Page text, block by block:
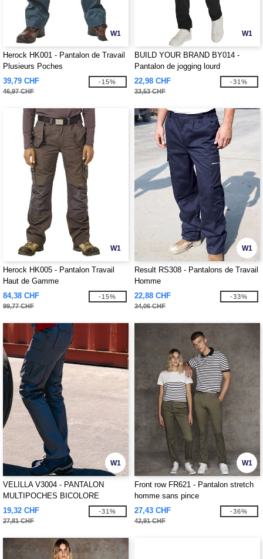
W1
Herock HK001 - Pantalon de Travail
Plusieurs Poches
39,79 CHF
46,97 CHF
-15%
W1
BUILD YOUR BRAND BY014 -
Pantalon de jogging lourd
22,98 CHF
33,53 CHF
-31%
W1
Herock HK005 - Pantalon Travail
Haut de Gamme
84,38 CHF
99,77 CHF
-15%
W1
Result RS308 - Pantalons de Travail
Homme
22,88 CHF
34,06 CHF
-33%
W1
VELILLA V3004 - PANTALON
MULTIPOCHES BICOLORE
19,32 CHF
27,81 CHF
-31%
W1
Front row FR621 - Pantalon stretch
homme sans pince
27,43 CHF
42,91 CHF
-36%